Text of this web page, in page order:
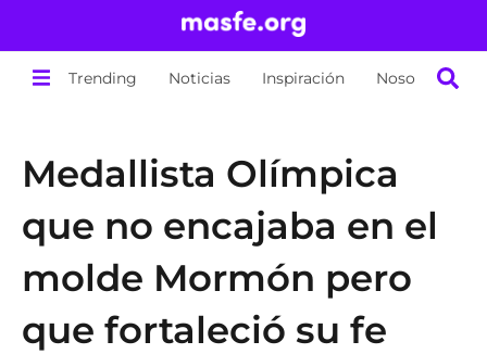
Trending Noticias Inspiración Nosotros
Medallista Olímpica
que no encajaba en el
molde Mormón pero
que fortaleció su fe